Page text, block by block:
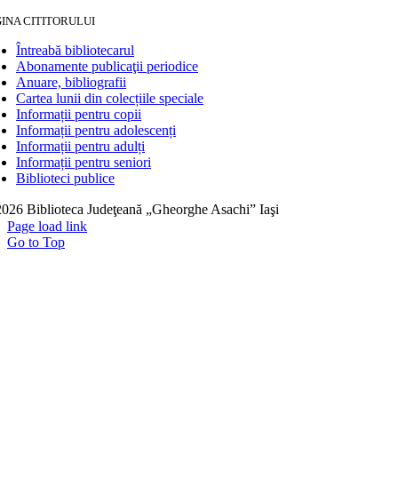
CITITORULUI
Întreabă bibliotecarul
Abonamente publicaţii periodice
Anuare, bibliografii
Cartea lunii din colecțiile speciale
Informații pentru copii
Informații pentru adolescenți
Informații pentru adulți
Informații pentru seniori
Biblioteci publice
Biblioteca Judeţeană „Gheorghe Asachi” Iaşi
Page load link
Go to Top